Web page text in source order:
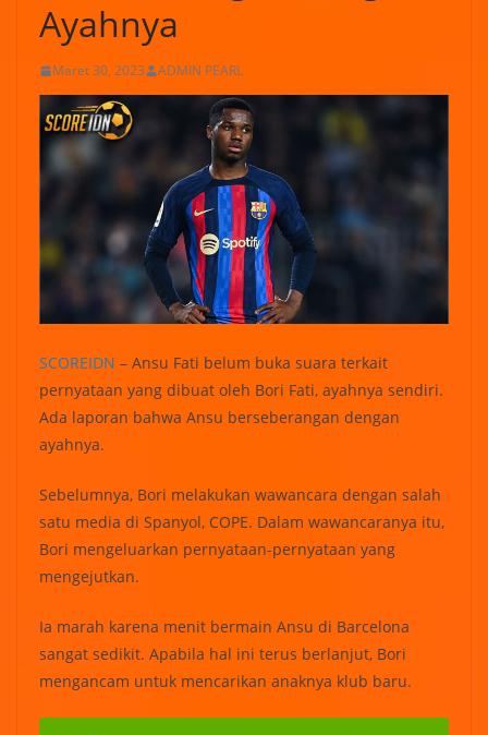
Ayahnya
Maret 30, 2023 ADMIN PEARL
SCOREIDN – Ansu Fati belum buka suara terkait
pernyataan yang dibuat oleh Bori Fati, ayahnya sendiri.
Ada laporan bahwa Ansu berseberangan dengan
ayahnya.
Sebelumnya, Bori melakukan wawancara dengan salah
satu media di Spanyol, COPE. Dalam wawancaranya itu,
Bori mengeluarkan pernyataan-pernyataan yang
mengejutkan.
Ia marah karena menit bermain Ansu di Barcelona
sangat sedikit. Apabila hal ini terus berlanjut, Bori
mengancam untuk mencarikan anaknya klub baru.